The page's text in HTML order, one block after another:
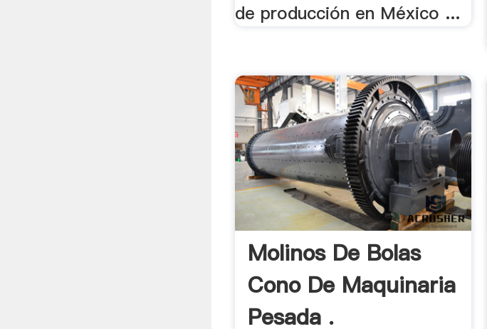
de producción en México ...
Molinos De Bolas
Cono De Maquinaria
Pesada .